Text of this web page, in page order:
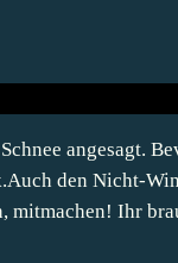
angesagt.
den Nicht-
mitmachen! Ihr